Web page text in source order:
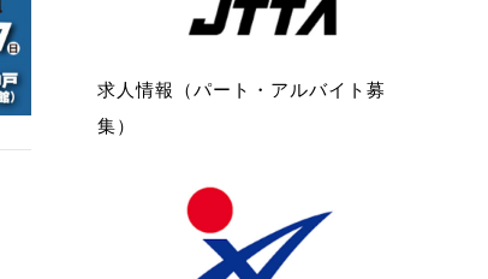
求人情報（パート・アルバイト募
集）